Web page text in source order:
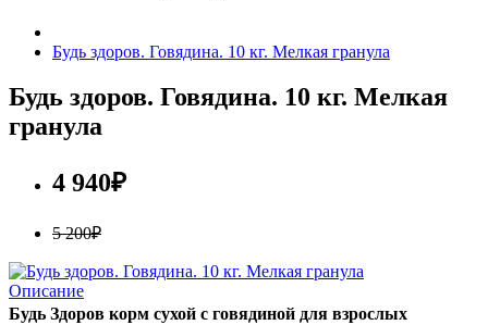
Будь здоров. Говядина. 10 кг. Мелкая гранула
Будь здоров. Говядина. 10 кг. Мелкая
гранула
4 940₽
5 200₽
Описание
Будь Здоров корм сухой с говядиной для взрослых